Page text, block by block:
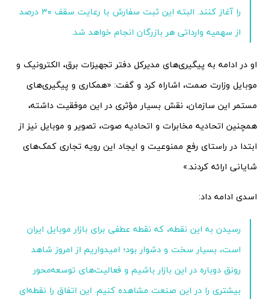
را آغاز کنند. البته این ثبت سفارش با رعایت سقف ۳۰ درصد
از سهمیه وارداتی هر بازرگان انجام خواهد شد.
او در ادامه به پیگیری‌های مدیرکل دفتر تجهیزات برق، الکترونیک و
موبایل وزارت صمت، اشاراه کرد و گفت: «همکاری و پیگیری‌های
مستمر این سازمان، نقش بسیار مؤثری در این موفقیت داشته،
همچنین اتحادیه مخابرات و اتحادیه صوت، تصویر و موبایل نیز از
ابتدا در راستای رفع ممنوعیت و ایجاد این رویه تجاری کمک‌های
شایانی ارائه کردند.»
اسدی ادامه داد:
رسیدن به این نقطه، که نقطه عطفی برای بازار موبایل ایران
است، بسیار سخت و دشوار بود؛ امیدواریم از امروز شاهد
رونق دوباره در این بازار باشیم و فعالیت‌های توسعه‌محور
بیشتری را در این صنعت مشاهده کنیم. این اتفاق را نقطه‌ای